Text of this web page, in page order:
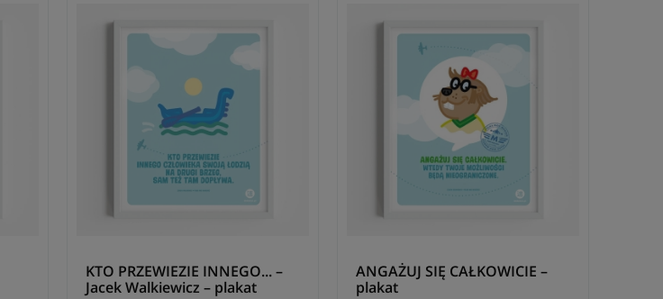
KTO PRZEWIEZIE INNEGO... –
Jacek Walkiewicz – plakat
ANGAŻUJ SIĘ CAŁKOWICIE –
plakat